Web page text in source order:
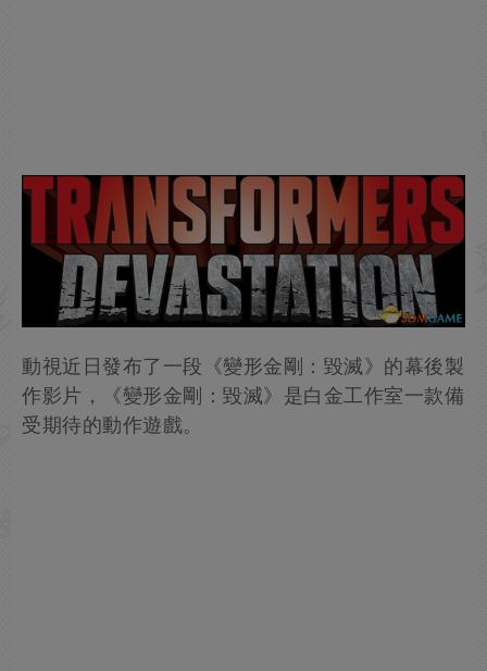
動視近日發布了一段《變形金剛：毀滅》的幕後製
作影片，《變形金剛：毀滅》是白金工作室一款備
受期待的動作遊戲。